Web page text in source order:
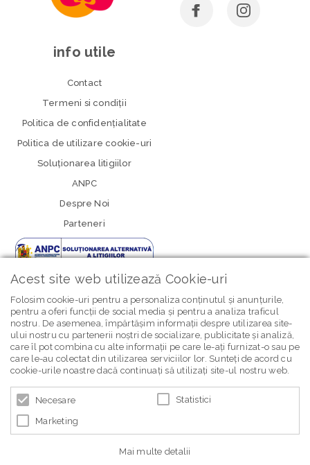
© 2026 BEBE BRANDS | POWERED BY
info utile
Contact
Termeni si condiţii
Politica de confidenţialitate
Politica de utilizare cookie-uri
Soluționarea litigiilor
ANPC
Despre Noi
Parteneri
newsletter Bebe Brands
Acest site web utilizează Cookie-uri
Folosim cookie-uri pentru a personaliza conținutul și anunțurile,
pentru a oferi funcții de social media și pentru a analiza traficul
nostru. De asemenea, împărtășim informații despre utilizarea site-
ului nostru cu partenerii noștri de socializare, publicitate și analiză,
care îl pot combina cu alte informații pe care le-ați furnizat-o sau pe
care le-au colectat din utilizarea serviciilor lor. Sunteți de acord cu
cookie-urile noastre dacă continuați să utilizați site-ul nostru web.
Necesare Statistici
Marketing
Mai multe detalii